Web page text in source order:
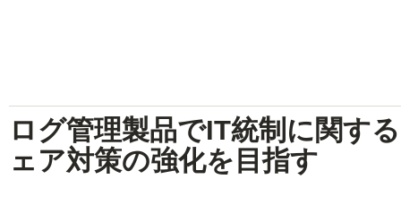
ログ管理製品でIT統制に関す
ェア対策の強化を目指す